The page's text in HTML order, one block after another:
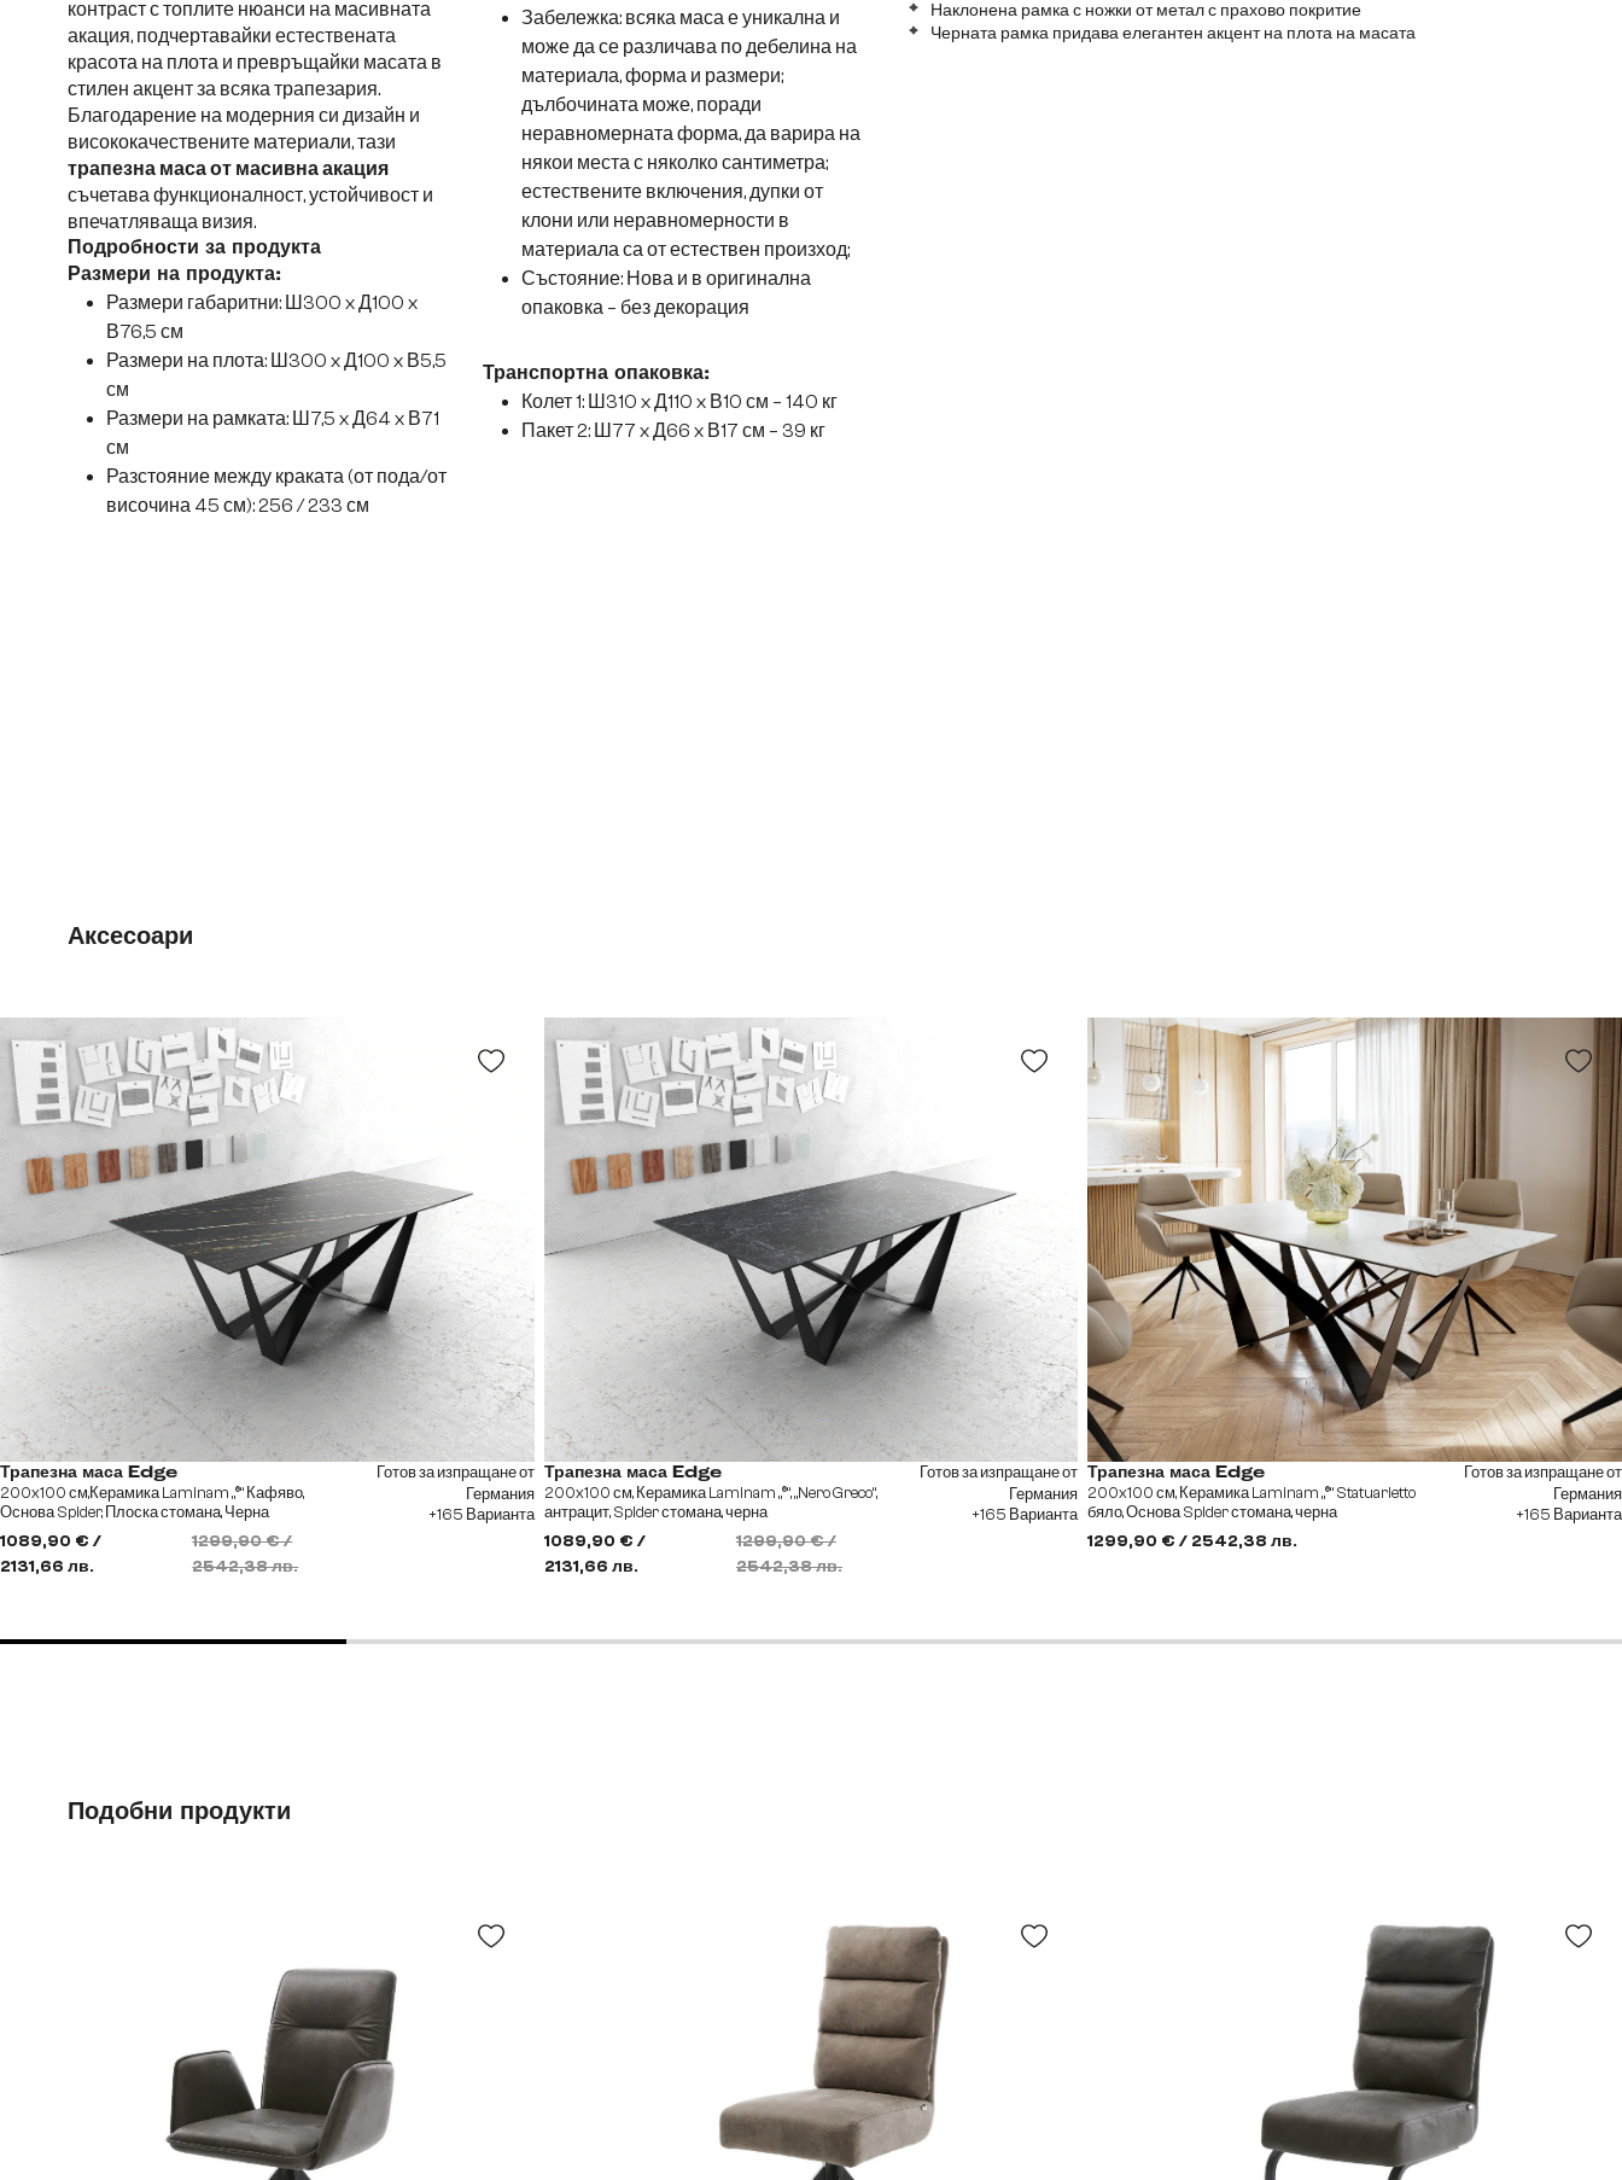
Наклонена рамка с ножки от метал с прахово покритие
Черната рамка придава елегантен акцент на плота на масата
контраст с топлите нюанси на масивната
акация, подчертавайки естествената
красота на плота и превръщайки масата в
стилен акцент за всяка трапезария.
Благодарение на модерния си дизайн и
висококачествените материали, тази
трапезна маса от масивна акация
съчетава функционалност, устойчивост и
впечатляваща визия.
Подробности за продукта
Размери на продукта:
Размери габаритни: Ш300 x Д100 x
В76,5 см
Размери на плота: Ш300 x Д100 x В5,5
см
Размери на рамката: Ш7,5 x Д64 x В71
см
Разстояние между краката (от пода/от
височина 45 см): 256 / 233 см
Забележка: всяка маса е уникална и
може да се различава по дебелина на
материала, форма и размери;
дълбочината може, поради
неравномерната форма, да варира на
някои места с няколко сантиметра;
естествените включения, дупки от
клони или неравномерности в
материала са от естествен произход;
Състояние: Нова и в оригинална
опаковка – без декорация
Транспортна опаковка:
Колет 1: Ш310 x Д110 x В10 см – 140 кг
Пакет 2: Ш77 x Д66 x В17 см – 39 кг
Подобни продукти
Аксесоари
Трапезна маса Edge
200x100 см,Керамика Laminam „®“ Кафяво,
Основа Spider, Плоска стомана, Черна
1089,90 € /
2131,66 лв.
1299,90 € /
2542,38 лв.
Готов за изпращане от
Германия
+165 Варианта
Трапезна маса Edge
200x100 см, Керамика Laminam „®“, „Nero Greco“,
антрацит, Spider стомана, черна
1089,90 € /
2131,66 лв.
1299,90 € /
2542,38 лв.
Готов за изпращане от
Германия
+165 Варианта
Трапезна маса Edge
200x100 см, Керамика Laminam „®“ Statuarietto
бяло, Основа Spider стомана, черна
1299,90 € / 2542,38 лв.
Готов за изпращане от
Германия
+165 Варианта